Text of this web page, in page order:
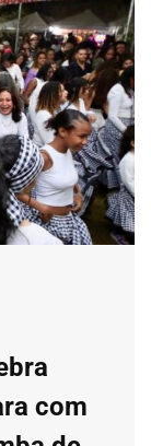
com